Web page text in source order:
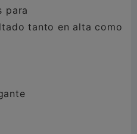
para
tanto en alta como